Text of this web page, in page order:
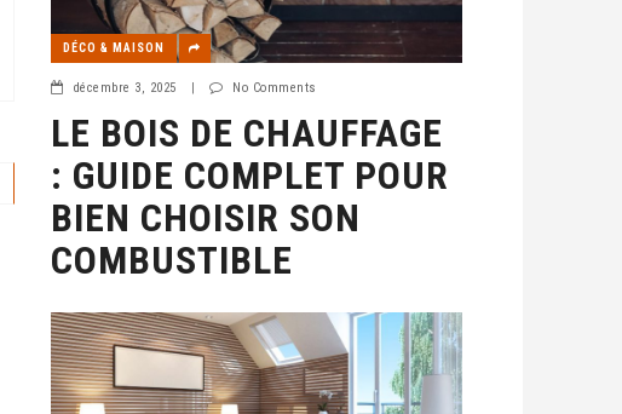
DÉCO & MAISON
décembre 3, 2025 No Comments
LE BOIS DE CHAUFFAGE
: GUIDE COMPLET POUR
BIEN CHOISIR SON
COMBUSTIBLE